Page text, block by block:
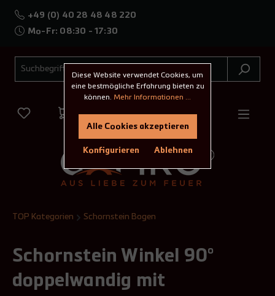
+49 (0) 40 28 48 48 220
Mo-Fr: 08:30 - 17:30
TOP Kategorien Schornstein Bogen
Schornstein Winkel 90°
doppelwandig mit
Diese Website verwendet Cookies, um
eine bestmögliche Erfahrung bieten zu
können. Mehr Informationen ...
Ablehnen
Konfigurieren
Alle Cookies akzeptieren